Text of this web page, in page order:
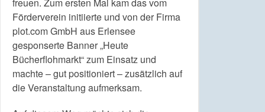
Förderverein initiierte und von der Firma
plot.com GmbH aus Erlensee
gesponserte Banner „Heute
Bücherflohmarkt“ zum Einsatz und
machte – gut positioniert – zusätzlich auf
die Veranstaltung aufmerksam.